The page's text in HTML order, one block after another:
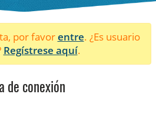
por favorentre. ¿Es usuario
Regístrese aquí.
de conexión